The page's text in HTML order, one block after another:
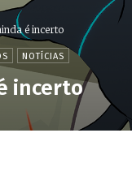
é incerto
NOTÍCIAS
incerto